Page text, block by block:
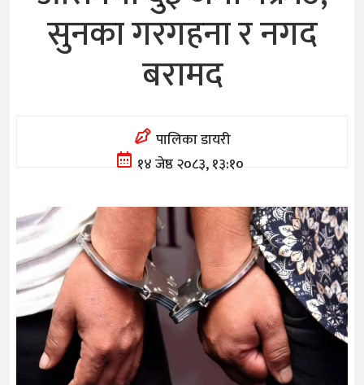
सुनका गरगहना र नगद
बरामद
पालिका डायरी
१४ जेष्ठ २०८३, १३:१०